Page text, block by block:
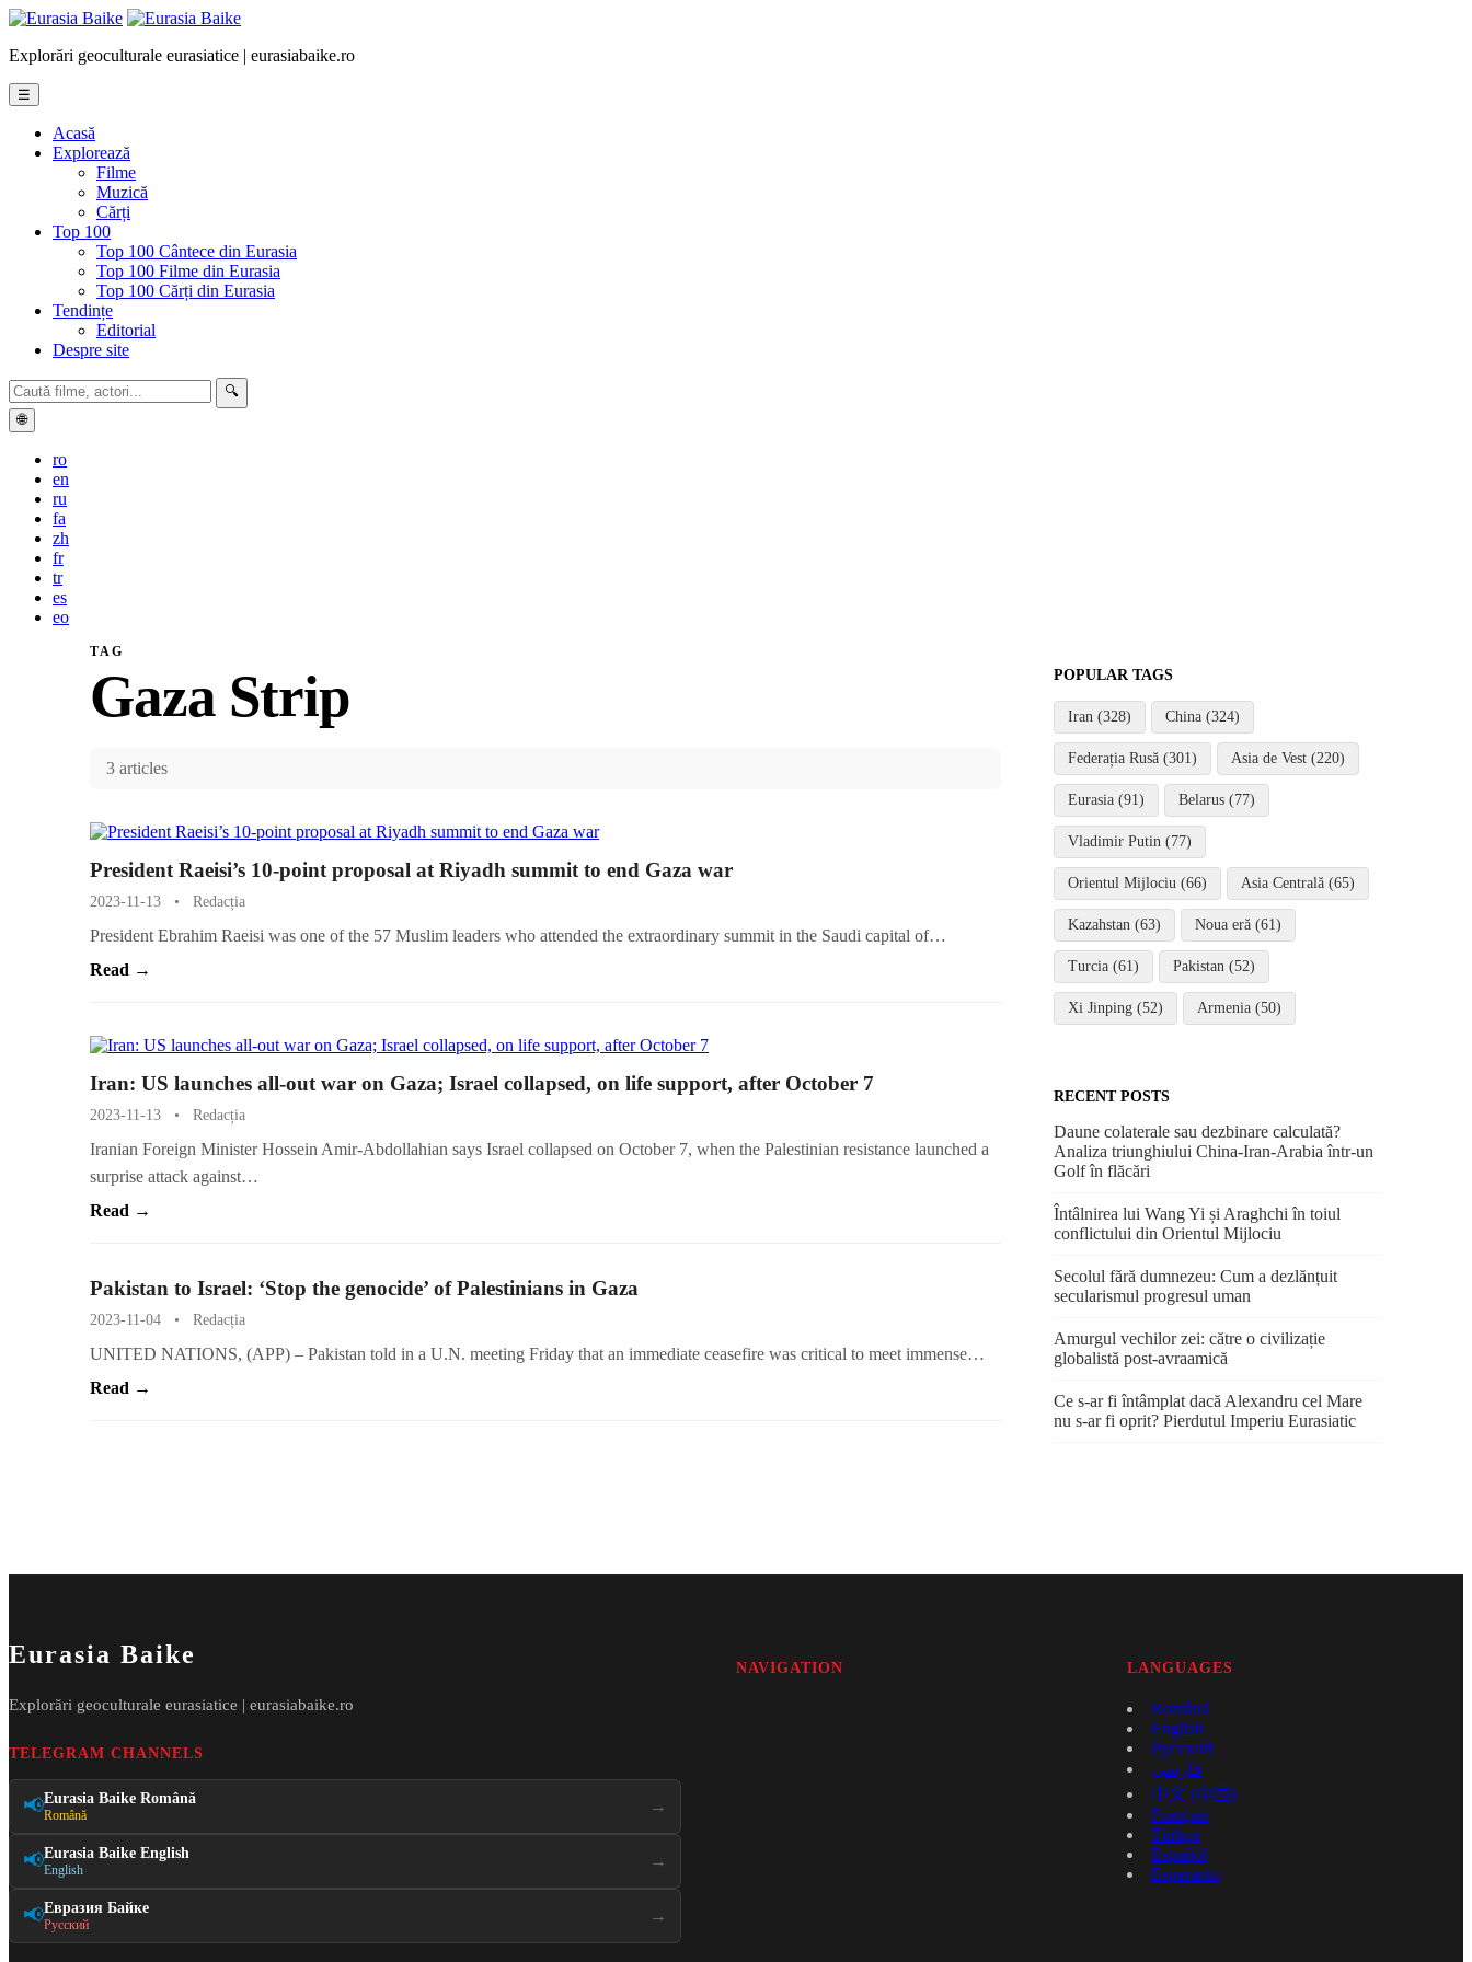
Explorări geoculturale eurasiatice | eurasiabaike.ro
☰
Acasă
Explorează
Filme
Muzică
Cărți
Top 100
Top 100 Cântece din Eurasia
Top 100 Filme din Eurasia
Top 100 Cărți din Eurasia
Tendințe
Editorial
Despre site
🔍
🌐
ro
en
ru
fa
zh
fr
tr
es
eo
TAG
Gaza Strip
3 articles
President Raeisi’s 10-point proposal at Riyadh summit to end Gaza war
2023-11-13 • Redacția
President Ebrahim Raeisi was one of the 57 Muslim leaders who attended the extraordinary summit in the Saudi capital of…
Read →
Iran: US launches all-out war on Gaza; Israel collapsed, on life support, after October 7
2023-11-13 • Redacția
Iranian Foreign Minister Hossein Amir-Abdollahian says Israel collapsed on October 7, when the Palestinian resistance launched a
surprise attack against…
Read →
Pakistan to Israel: ‘Stop the genocide’ of Palestinians in Gaza
2023-11-04 • Redacția
UNITED NATIONS, (APP) – Pakistan told in a U.N. meeting Friday that an immediate ceasefire was critical to meet immense…
Read →
POPULAR TAGS
Iran (328) China (324)
Federația Rusă (301) Asia de Vest (220)
Eurasia (91) Belarus (77)
Vladimir Putin (77)
Orientul Mijlociu (66) Asia Centrală (65)
Kazahstan (63) Noua eră (61)
Turcia (61) Pakistan (52)
Xi Jinping (52) Armenia (50)
RECENT POSTS
Daune colaterale sau dezbinare calculată?
Analiza triunghiului China-Iran-Arabia într-un
Golf în flăcări
Întâlnirea lui Wang Yi și Araghchi în toiul
conflictului din Orientul Mijlociu
Secolul fără dumnezeu: Cum a dezlănțuit
secularismul progresul uman
Amurgul vechilor zei: către o civilizație
globalistă post-avraamică
Ce s-ar fi întâmplat dacă Alexandru cel Mare
nu s-ar fi oprit? Pierdutul Imperiu Eurasiatic
Eurasia Baike
Explorări geoculturale eurasiatice | eurasiabaike.ro
TELEGRAM CHANNELS
📢Eurasia Baike Română
Română →
📢Eurasia Baike English
English →
📢Евразия Байке
Русский →
NAVIGATION LANGUAGES
Română
English
Русский
فارسی
中文 (中国)
Français
Türkçe
Español
Esperanto